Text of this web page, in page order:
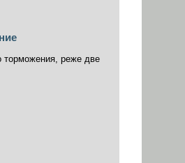
торможения, реже две